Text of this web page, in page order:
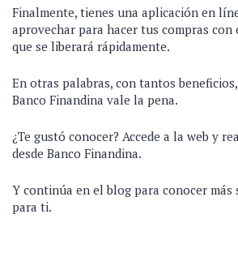
Finalmente, tienes una aplicación en
aprovechar para hacer tus compras con
que se liberará rápidamente.
En otras palabras, con tantos
Banco Finandina vale la pena.
¿Te gustó conocer? Accede a la web y
desde Banco Finandina.
Y continúa en el blog para conocer más
para ti.